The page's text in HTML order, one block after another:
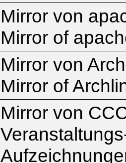
Mirror von
Mirror of
Mirror von
Mirror of
Mirror von